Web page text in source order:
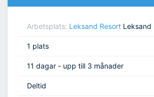
Arbetsplats: Leksand Resort Leksand
1 plats
11 dagar - upp till 3 månader
Deltid